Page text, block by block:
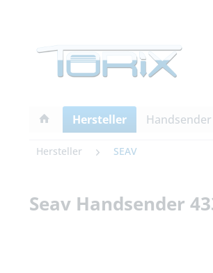
Hersteller Handsender
Hersteller SEAV
Seav Handsender